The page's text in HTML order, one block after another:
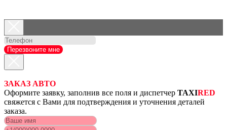
Перезвоните мне
ЗАКАЗ АВТО
Оформите заявку, заполнив все поля и диспетчер TAXIRED
свяжется с Вами для подтверждения и уточнения деталей
заказа.